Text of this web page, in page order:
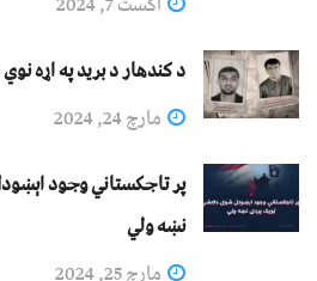
د کندهار د برید په اړه
مارچ 24, 2024
پر تاجکستاني وجود
نښه ولي
مارچ 25, 2024